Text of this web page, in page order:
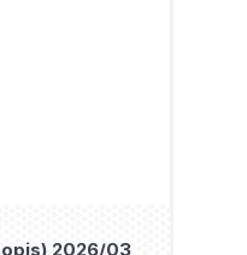
2026/03